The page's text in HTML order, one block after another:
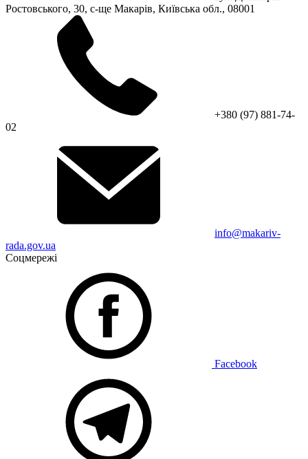
Ростовського, 30, с-ще Макарів, Київська обл., 08001
+380 (97) 881-74-
02
info@makariv-
rada.gov.ua
Соцмережі
Facebook